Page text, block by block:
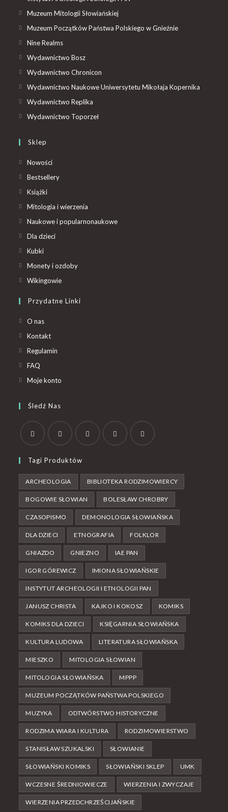
Muzeum Mitologii Słowiańskiej
Muzeum Początków Państwa Polskiego w Gnieźnie
Nine Realms
Wydawnictwo Bosz
Wydawnictwo Chronicon
Wydawnictwo Naukowe Uniwersytetu Mikołaja Kopernika
Wydawnictwo Replika
Wydawnictwo Toporzeł
Sklep
Nowości
Bestsellery
Książki
Mitologia i wierzenia
Naukowe i popularnonaukowe
Dla dzieci
Kubki
Monety i ozdoby
Wikingowie
Przydatne Linki
O nas
Kontakt
Regulamin
FAQ
Moje konto
Śledź Nas
Tagi Produktów
ARCHEOLOGIA BIBLIOTEKA RODZIMOWIERCY
BOGOWIE SŁOWIAN BOLESŁAW CHROBRY
CZASOPISMO DEMONOLOGIA SŁOWIAŃSKA
DLA DZIECI ETNOGRAFIA FOLKLOR
GNIAZDO GNIEZNO IAE PAN
IGOR GÓREWICZ IMIONA SŁOWIAŃSKIE
INSTYTUT ARCHEOLOGII I ETNOLOGII PAN
JANUSZ CHRISTA KAJKO I KOKOSZ KOMIKS
KOMIKS DLA DZIECI KSIĘGARNIA SŁOWIAŃSKA
KULTURA LUDOWA LITERATURA SŁOWIAŃSKA
MIESZKO MITOLOGIA SŁOWIAN
MITOLOGIA SŁOWIAŃSKA MPPP
MUZEUM POCZĄTKÓW PAŃSTWA POLSKIEGO
MUZYKA ODTWÓRSTWO HISTORYCZNE
RODZIMA WIARA I KULTURA RODZIMOWIERSTWO
STANISŁAW SZUKALSKI SŁOWIANIE
SŁOWIAŃSKI KOMIKS SŁOWIAŃSKI SKLEP UMK
WCZESNE ŚREDNIOWIECZE WIERZENIA I ZWYCZAJE
WIERZENIA PRZEDCHRZEŚCIJAŃSKIE